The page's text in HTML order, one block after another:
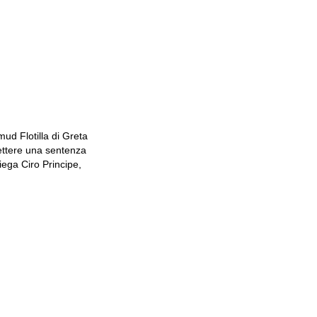
Flotilla di Greta
una sentenza
Ciro Principe,